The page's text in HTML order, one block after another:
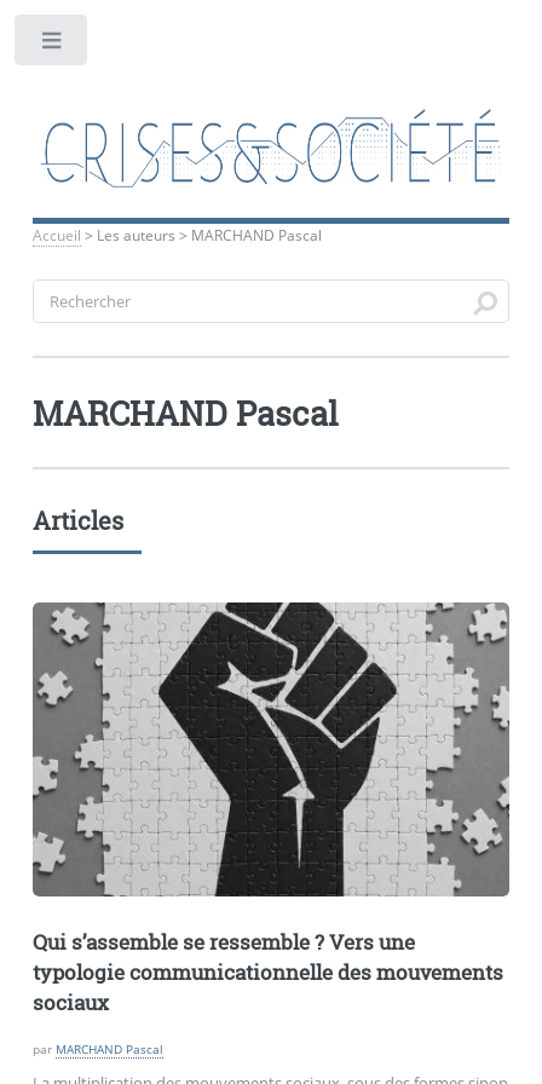
Accueil > Les auteurs > MARCHAND Pascal
MARCHAND Pascal
Articles
Qui s’assemble se ressemble? Vers une
typologie communicationnelle des mouvements
sociaux
par MARCHAND Pascal